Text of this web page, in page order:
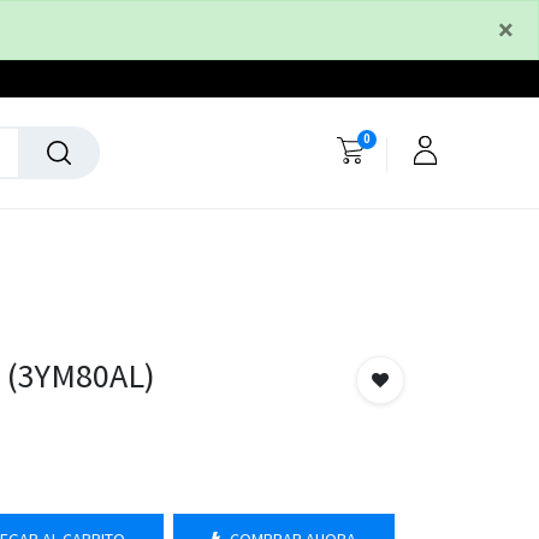
×
0